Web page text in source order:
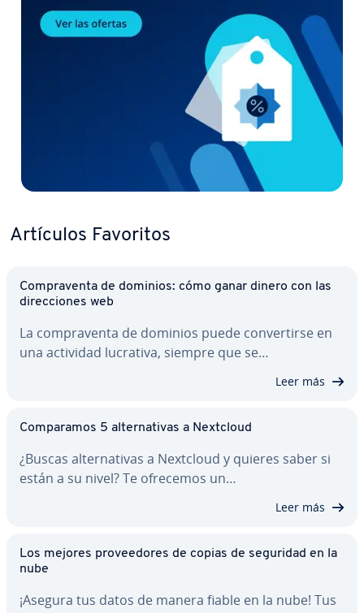
Artículos Favoritos
Co­m­pra­ve­n­ta de dominios: cómo ganar dinero con las
di­re­c­cio­nes web
La co­m­pra­ve­n­ta de dominios puede co­n­ve­r­ti­r­se en
una actividad lucrativa, siempre que se…
Leer más
Co­m­pa­ra­mos 5 al­te­r­na­ti­vas a Nextcloud
¿Buscas al­te­r­na­ti­vas a Nextcloud y quieres saber si
están a su nivel? Te ofrecemos un…
Leer más
Los mejores pro­vee­do­res de copias de seguridad en la
nube
¡Asegura tus datos de manera fiable en la nube! Tus